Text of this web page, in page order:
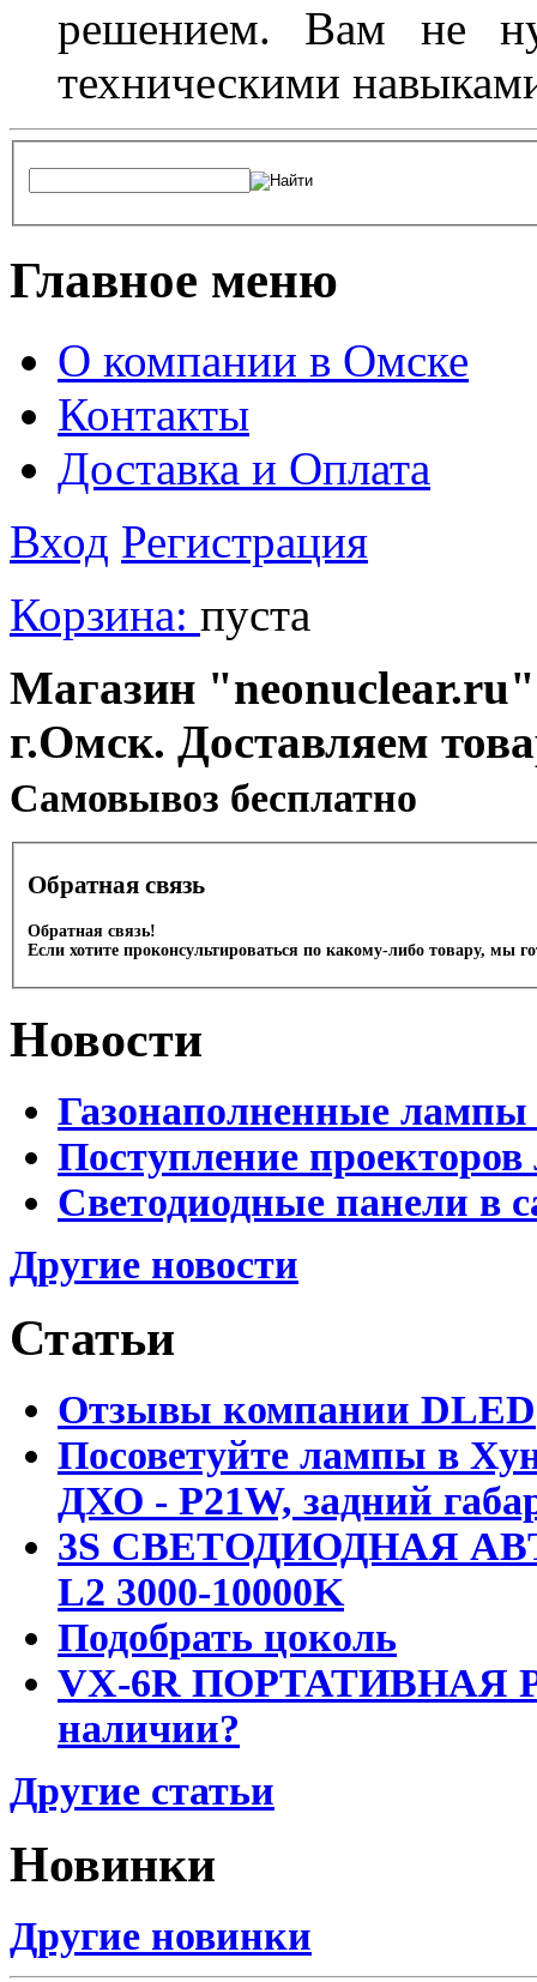
решением. Вам не
техническими
Главное меню
О компании в Омске
Контакты
Доставка и Оплата
Вход Регистрация
Корзина: пуста
Магазин
г.Омск. Доставляем
Cамовывоз бесплатно
Обратная связь
Обратная связь!
Если хотите проконсультироваться по какому-либо товару, мы
Новости
Газонаполненные
Поступление
Светодиодные панели в
Другие новости
Статьи
Отзывы компании DLED
Посоветуйте лампы в
ДХО - P21W, задний
3S СВЕТОДИОДНАЯ
L2 3000-10000K
Подобрать цоколь
VX-6R ПОРТАТИВНАЯ
наличии?
Другие статьи
Новинки
Другие новинки